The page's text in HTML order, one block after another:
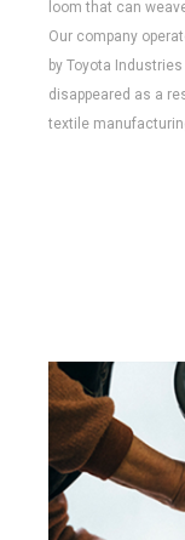
loom that can
Our company
by Toyota
disappeared as a
textile